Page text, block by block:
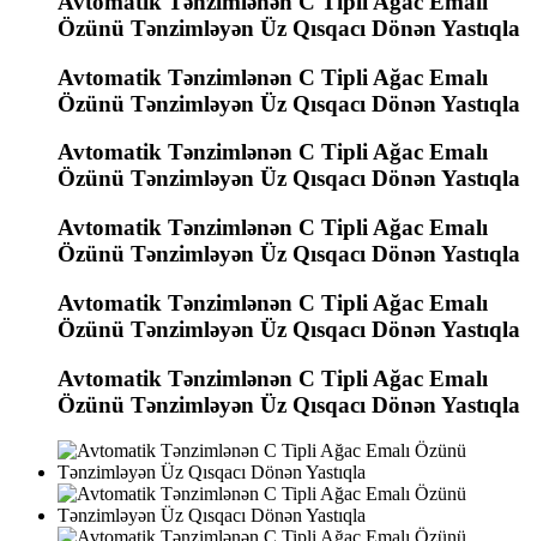
Özünü Tənzimləyən Üz Qısqacı Dönən Yastıqla
Avtomatik Tənzimlənən C Tipli Ağac Emalı
Özünü Tənzimləyən Üz Qısqacı Dönən Yastıqla
Avtomatik Tənzimlənən C Tipli Ağac Emalı
Özünü Tənzimləyən Üz Qısqacı Dönən Yastıqla
Avtomatik Tənzimlənən C Tipli Ağac Emalı
Özünü Tənzimləyən Üz Qısqacı Dönən Yastıqla
Avtomatik Tənzimlənən C Tipli Ağac Emalı
Özünü Tənzimləyən Üz Qısqacı Dönən Yastıqla
Avtomatik Tənzimlənən C Tipli Ağac Emalı
Özünü Tənzimləyən Üz Qısqacı Dönən Yastıqla